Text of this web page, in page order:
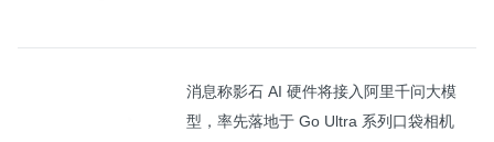
消息称影石 AI 硬件将接入阿里千问大模
型，率先落地于 Go Ultra 系列口袋相机